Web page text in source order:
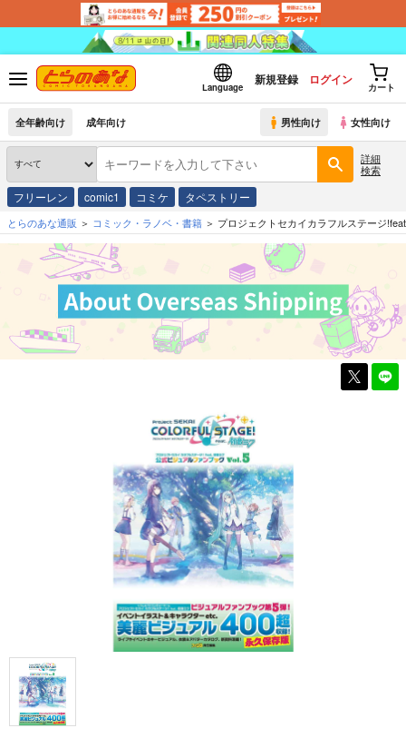
Language
新規登録 ログイン
カート
全年齢向け 成年向け 男性向け 女性向け
詳細
検索
フリーレン comic1 コミケ タペストリー
とらのあな通販 コミック・ラノベ・書籍 プロジェクトセカイカラフルステージ